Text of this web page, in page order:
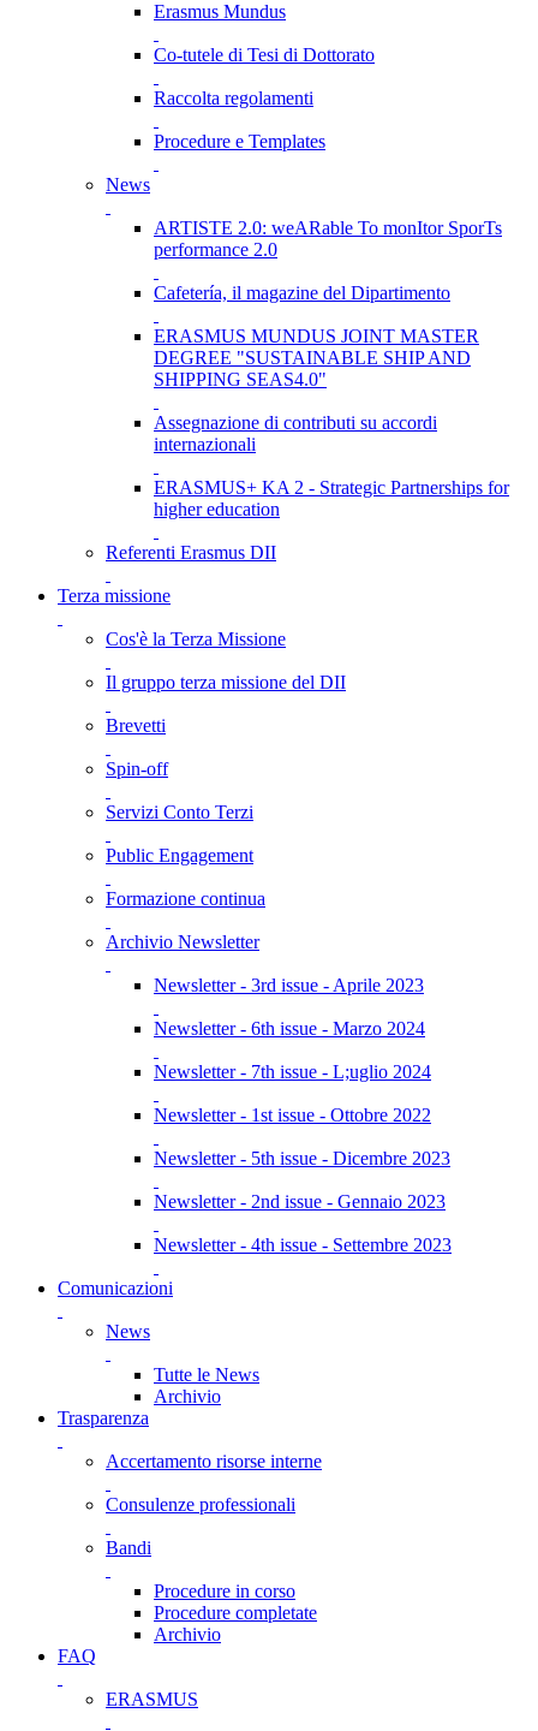
Erasmus Mundus
Co-tutele di Tesi di Dottorato
Raccolta regolamenti
Procedure e Templates
News
ARTISTE 2.0: weARable To monItor SporTs
performance 2.0
Cafetería, il magazine del Dipartimento
ERASMUS MUNDUS JOINT MASTER
DEGREE "SUSTAINABLE SHIP AND
SHIPPING SEAS4.0"
Assegnazione di contributi su accordi
internazionali
ERASMUS+ KA 2 - Strategic Partnerships for
higher education
Referenti Erasmus DII
Terza missione
Cos'è la Terza Missione
Il gruppo terza missione del DII
Brevetti
Spin-off
Servizi Conto Terzi
Public Engagement
Formazione continua
Archivio Newsletter
Newsletter - 3rd issue - Aprile 2023
Newsletter - 6th issue - Marzo 2024
Newsletter - 7th issue - L;uglio 2024
Newsletter - 1st issue - Ottobre 2022
Newsletter - 5th issue - Dicembre 2023
Newsletter - 2nd issue - Gennaio 2023
Newsletter - 4th issue - Settembre 2023
Comunicazioni
News
Tutte le News
Archivio
Trasparenza
Accertamento risorse interne
Consulenze professionali
Bandi
Procedure in corso
Procedure completate
Archivio
FAQ
ERASMUS